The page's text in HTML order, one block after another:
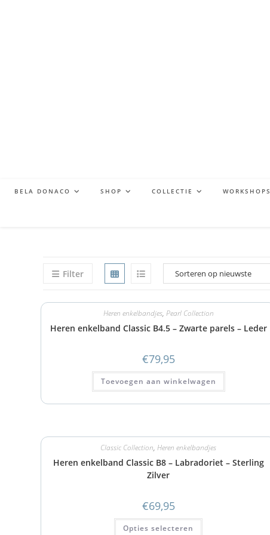
BELA DONACO SHOP COLLECTIE WORKSHOPS
Filter
Heren enkelbandjes, Pearl Collection
Heren enkelband Classic B4.5 – Zwarte parels – Leder
€79,95
Toevoegen aan winkelwagen
Classic Collection,Heren enkelbandjes
Heren enkelband Classic B8 – Labradoriet – Sterling
Zilver
€69,95
Opties selecteren